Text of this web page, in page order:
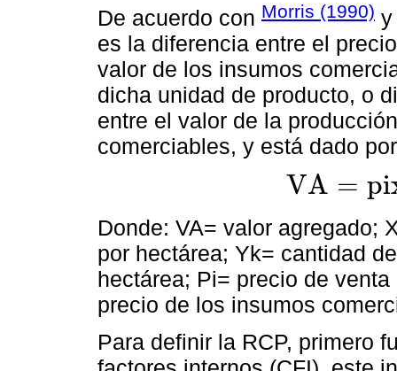
De acuerdo con Morris (1990)
es la diferencia entre el
valor de los insumos
dicha unidad de producto, o
entre el valor de la
comerciables, y está dado
VA = pi
VA =pixi- ∑k=1 pkyk
Donde: VA= valor agregado;
por hectárea; Yk= cantidad
hectárea; Pi= precio de
precio de los insumos
Para definir la RCP, primero